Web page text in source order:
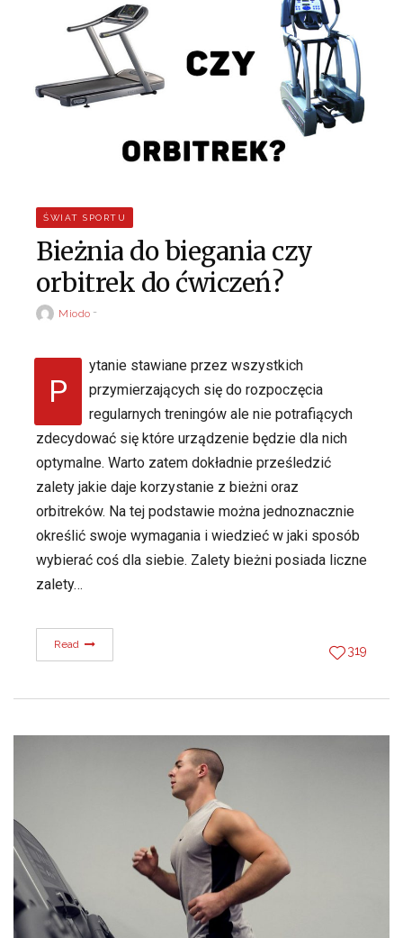
ŚWIAT SPORTU
Bieżnia do biegania czy
orbitrek do ćwiczeń?
Miodo
P
ytanie stawiane przez wszystkich
przymierzających się do rozpoczęcia
regularnych treningów ale nie potrafiących
zdecydować się które urządzenie będzie dla nich
optymalne. Warto zatem dokładnie prześledzić
zalety jakie daje korzystanie z bieżni oraz
orbitreków. Na tej podstawie można jednoznacznie
określić swoje wymagania i wiedzieć w jaki sposób
wybierać coś dla siebie. Zalety bieżni posiada liczne
zalety…
Read 319